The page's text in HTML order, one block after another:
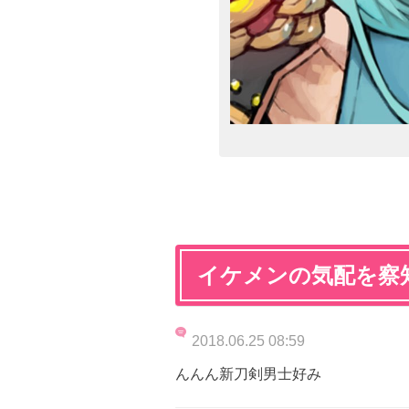
イケメンの気配を察
2018.06.25 08:59
んんん新刀剣男士好み